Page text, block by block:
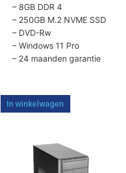
– 8GB DDR 4
– 250GB M.2 NVME SSD
– DVD-Rw
– Windows 11 Pro
– 24 maanden garantie
In winkelwagen